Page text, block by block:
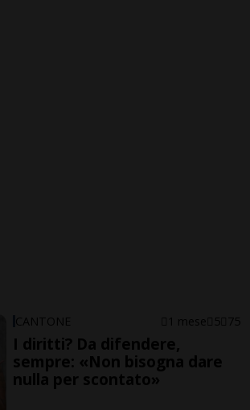
CANTONE 1 mese 5 75
I diritti? Da difendere,
sempre: «Non bisogna dare
nulla per scontato»